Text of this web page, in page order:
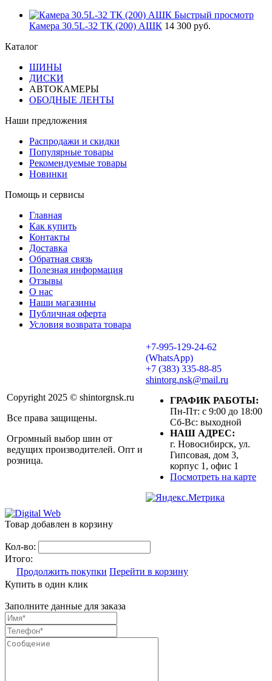
Быстрый просмотр
Камера 30.5L-32 ТК (200) АШК 14 300 руб.
Каталог
ШИНЫ
ДИСКИ
АВТОКАМЕРЫ
ОБОДНЫЕ ЛЕНТЫ
Наши предложения
Распродажи и скидки
Популярные товары
Рекомендуемые товары
Новинки
Помощь и сервисы
Главная
Как купить
Контакты
Доставка
Обратная связь
Полезная информация
Отзывы
О нас
Наши магазины
Публичная оферта
Условия возврата товара
Copyright 2025 © shintorgnsk.ru
Все права защищены.
Огромный выбор шин от
ведущих производителей. Опт и
розница.
+7-995-129-24-62
(WhatsApp)
+7 (383) 335-88-85
shintorg.nsk@mail.ru
ГРАФИК РАБОТЫ:
Пн-Пт: с 9:00 до 18:00
Сб-Вс: выходной
НАШ АДРЕС:
г. Новосибирск, ул.
Гипсовая, дом 3,
корпус 1, офис 1
Посмотреть на карте
Товар добавлен в корзину
Кол-во:
Итого:
Продолжить покупки Перейти в корзину
Купить в один клик
Заполните данные для заказа